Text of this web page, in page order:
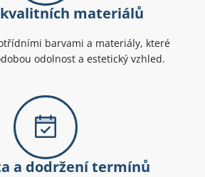
materiálů
barvami a materiály, které
odolnost a estetický vzhled.
a dodržení termínů